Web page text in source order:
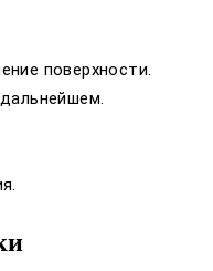
поверхности.